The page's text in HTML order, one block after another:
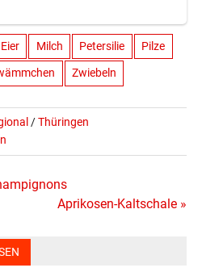
Eier Milch Petersilie Pilze
Zwiebeln
/Thüringen
Aprikosen-Kaltschale »